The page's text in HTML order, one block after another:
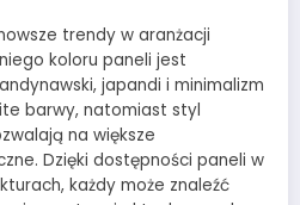
trendy w aranżacji
koloru paneli jest
japandi i minimalizm
barwy, natomiast styl
na większe
Dzięki dostępności paneli w
każdy może znaleźć